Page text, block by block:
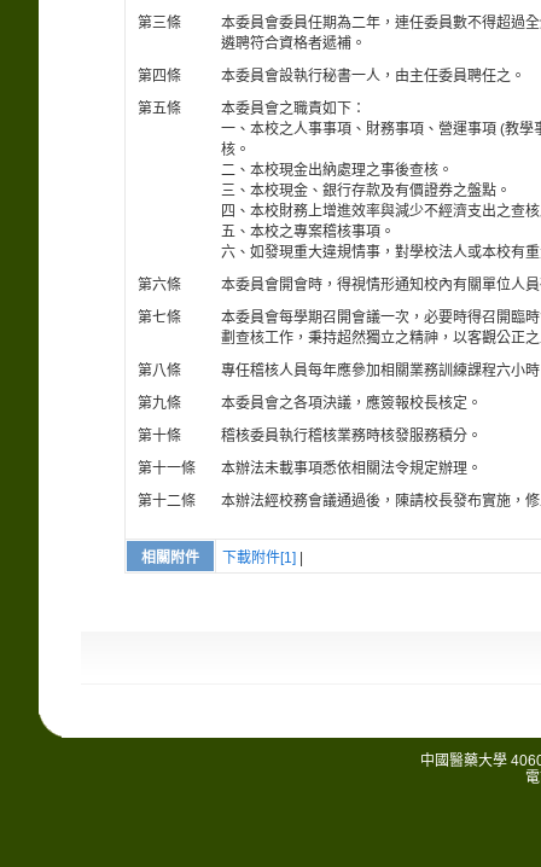
第三條
本委員會委員任期為二年，連任委員數不得超過
遴聘符合資格者遞補。
第四條
本委員會設執行秘書一人，由主任委員聘任之。
第五條
本委員會之職責如下：
一、本校之人事事項、財務事項、營運事項 (教
核。
二、本校現金出納處理之事後查核。
三、本校現金、銀行存款及有價證券之盤點。
四、本校財務上增進效率與減少不經濟支出之查
五、本校之專案稽核事項。
六、如發現重大違規情事，對學校法人或本校有
第六條
本委員會開會時，得視情形通知校內有關單位人
第七條
本委員會每學期召開會議一次，必要時得召開臨
劃查核工作，秉持超然獨立之精神，以客觀公正
第八條
專任稽核人員每年應參加相關業務訓練課程六小
第九條
本委員會之各項決議，應簽報校長核定。
第十條
稽核委員執行稽核業務時核發服務積分。
第十一條
本辦法未載事項悉依相關法令規定辦理。
第十二條
本辦法經校務會議通過後，陳請校長發布實施，
相關附件 下載附件[1]
中國醫藥大學